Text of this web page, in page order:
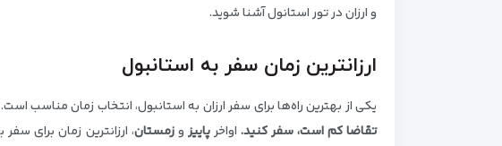
و ارزان در تور استانول آشنا شوید.
ارزانترین زمان سفر به استانبول
یکی از بهترین راه‌ها برای سفر ارزان به استانبول، انتخاب زمان مناسب
تقاضا کم است، سفر کنید. اواخرپاییز وزمستان، ارزانترین زمان برای